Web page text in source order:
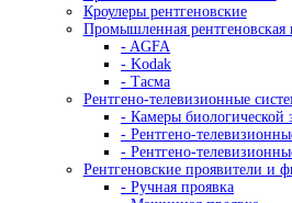
- Шлифовально
металлографии
- Аксессуары для
- Расходные
Измерение твердости
Оборудование для
Лабораторные и
Промышленные
Прямые микроскопы